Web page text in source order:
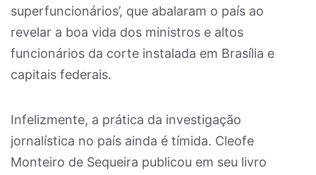
superfuncionários’, que abalaram o país ao
revelar a boa vida dos ministros e altos
funcionários da corte instalada em Brasília e
capitais federais.
Infelizmente, a prática da investigação
jornalística no país ainda é tímida. Cleofe
Monteiro de Sequeira publicou em seu livro